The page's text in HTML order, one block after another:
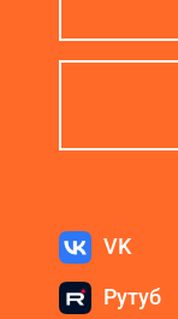
VK
Рутуб